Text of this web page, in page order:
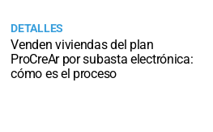
DETALLES
Venden viviendas del plan
ProCreAr por subasta electrónica:
cómo es el proceso